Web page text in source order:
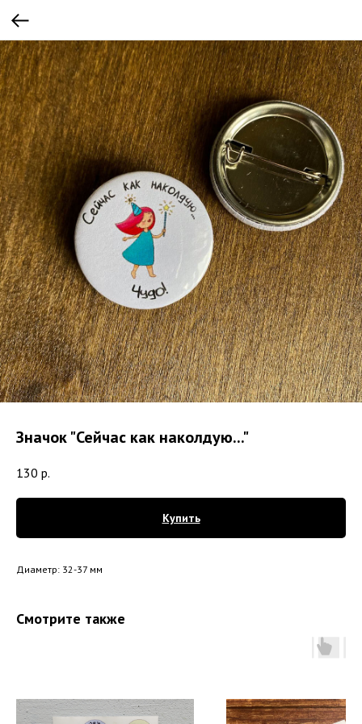
Значок "Сейчас как наколдую..."
130 р.
Купить
Диаметр: 32-37 мм
Смотрите также